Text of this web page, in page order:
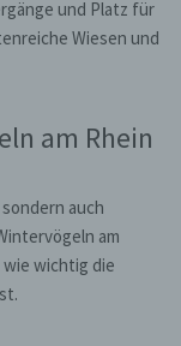
und Platz für
Wiesen und
am Rhein
auch
am
wichtig die